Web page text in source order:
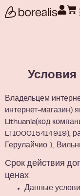
Условия
Владельцем
интернет-магазин)
Lithuania(код
LT100015414919),
Герулайчио 1,
Срок действия
ценах
Данные